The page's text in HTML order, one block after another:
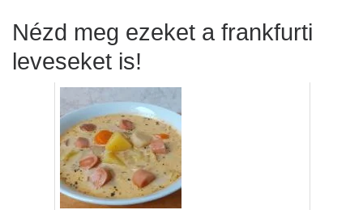
Nézd meg ezeket a frankfurti
leveseket is!